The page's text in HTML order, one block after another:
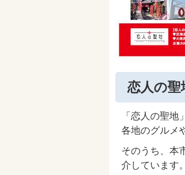
恋人の聖
「恋人の聖
各地のグルメ
そのうち、本
介しています